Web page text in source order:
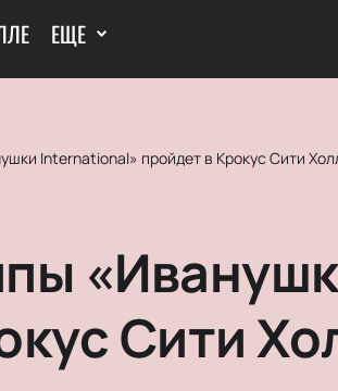
ЕЩЕ
International» пройдет в Крокус Сити
Сити